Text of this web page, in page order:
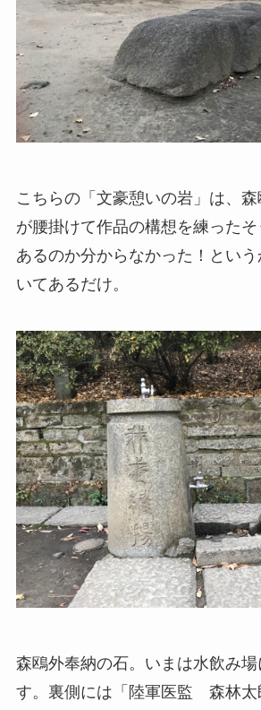
こちらの「文豪憩いの岩」は、
が腰掛けて作品の構想を練った
あるのか分からなかった！とい
いてあるだけ。
森鴎外奉納の石。いまは水飲み場
す。裏側には「陸軍医監 森林太